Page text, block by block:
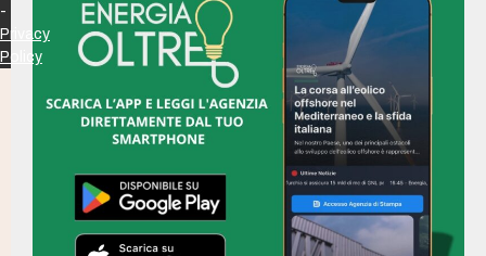
-
Privacy
Policy